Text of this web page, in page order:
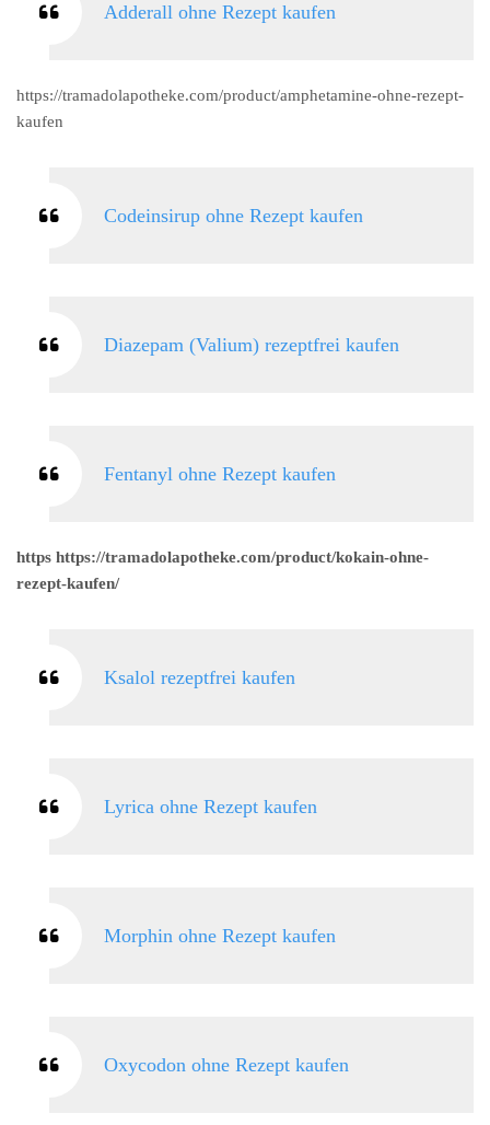
Adderall ohne Rezept kaufen
https://tramadolapotheke.com/product/amphetamine-ohne-rezept-
kaufen
Codeinsirup ohne Rezept kaufen
Diazepam (Valium) rezeptfrei kaufen
Fentanyl ohne Rezept kaufen
https https://tramadolapotheke.com/product/kokain-ohne-
rezept-kaufen/
Ksalol rezeptfrei kaufen
Lyrica ohne Rezept kaufen
Morphin ohne Rezept kaufen
Oxycodon ohne Rezept kaufen